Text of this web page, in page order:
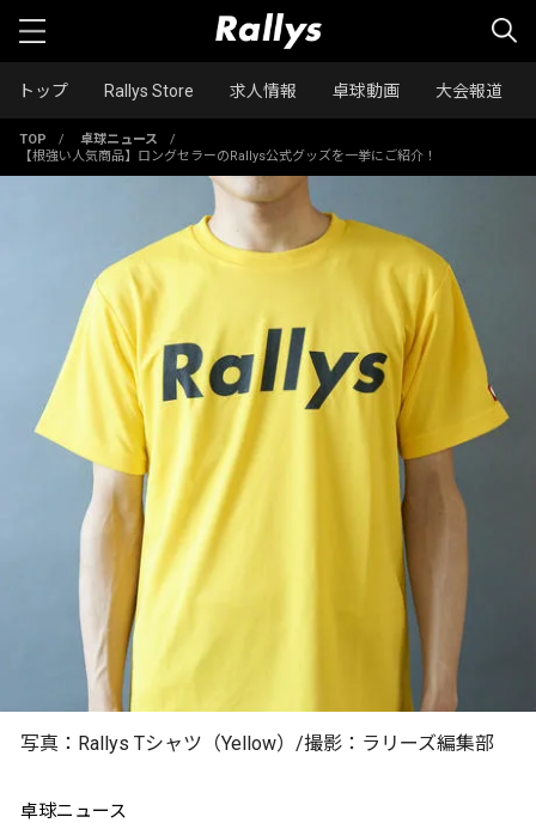
トップ Rallys Store 求人情報 卓球動画 大会報道
TOP / 卓球ニュース
/
【根強い人気商品】ロングセラーのRallys公式グッズを一挙にご紹介！
写真：Rallys Tシャツ（Yellow）/撮影：ラリーズ編集部
卓球ニュース